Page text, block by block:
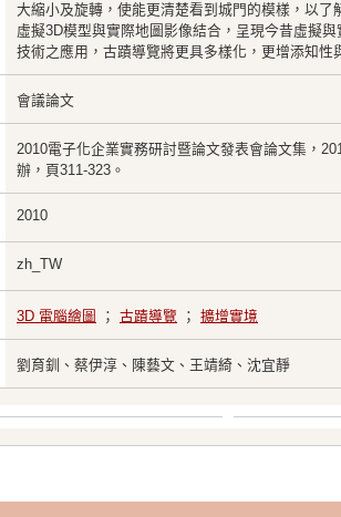
大縮小及旋轉，使能更清楚看到城門的模樣，以了
虛擬3D模型與實際地圖影像結合，呈現今昔虛擬
技術之應用，古蹟導覽將更具多樣化，更增添知性
會議論文
2010電子化企業實務研討暨論文發表會論文集，
辦，頁311-323。
2010
zh_TW
3D 電腦繪圖 ； 古蹟導覽 ； 擴增實境
劉育釧、蔡伊淳、陳藝文、王靖綺、沈宜靜